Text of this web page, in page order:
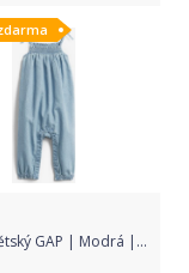
Overal dětský GAP | Modrá | Dívčí | 12-18 měsíců